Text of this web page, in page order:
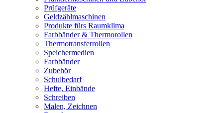
Prüfgeräte
Geldzählmaschinen
Produkte fürs Raumklima
Farbbänder & Thermorollen
Thermotransferrollen
Speichermedien
Farbbänder
Zubehör
Schulbedarf
Hefte, Einbände
Schreiben
Malen, Zeichnen